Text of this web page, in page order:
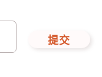
提交